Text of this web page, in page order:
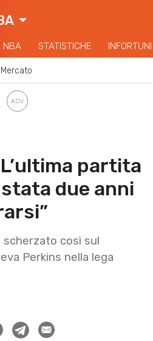
NBA STATISTICHE INFORTUNI
Mercato
partita
due anni
scherzato così sul
Perkins nella lega